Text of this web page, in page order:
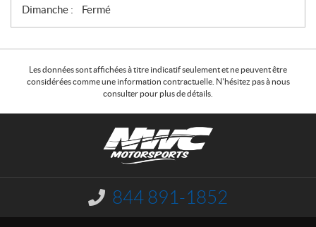
Dimanche :
Fermé
Les données sont affichées à titre indicatif seulement et ne peuvent être
considérées comme une information contractuelle. N'hésitez pas à nous
consulter pour plus de détails.
I
n
844 891-1852